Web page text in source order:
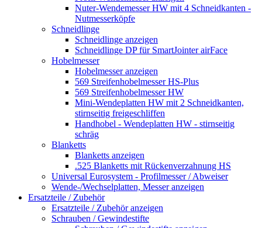
Nuter-Wendemesser HW mit 4 Schneidkanten -
Nutmesserköpfe
Schneidlinge
Schneidlinge anzeigen
Schneidlinge DP für SmartJointer airFace
Hobelmesser
Hobelmesser anzeigen
569 Streifenhobelmesser HS-Plus
569 Streifenhobelmesser HW
Mini-Wendeplatten HW mit 2 Schneidkanten,
stirnseitig freigeschliffen
Handhobel - Wendeplatten HW - stirnseitig
schräg
Blanketts
Blanketts anzeigen
.525 Blanketts mit Rückenverzahnung HS
Universal Eurosystem - Profilmesser / Abweiser
Wende-/Wechselplatten, Messer anzeigen
Ersatzteile / Zubehör
Ersatzteile / Zubehör anzeigen
Schrauben / Gewindestifte